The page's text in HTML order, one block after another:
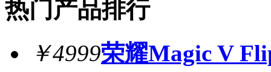
热门产品排行
￥4999荣耀Magic V